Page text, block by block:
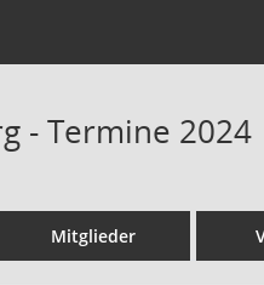
- Termine 2024
Mitglieder